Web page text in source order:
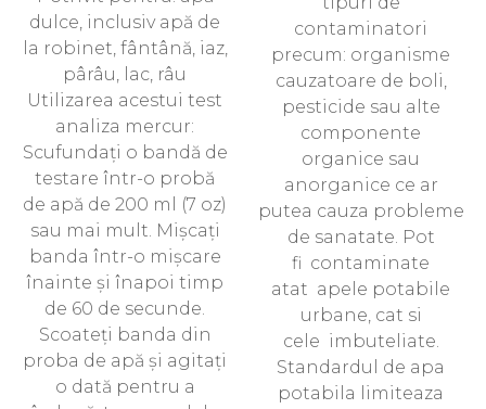
dulce, inclusiv apă de
la robinet, fântână, iaz,
pârâu, lac, râu
Utilizarea acestui test
analiza mercur:
Scufundați o bandă de
testare într-o probă
de apă de 200 ml (7 oz)
sau mai mult. Mișcați
banda într-o mișcare
înainte și înapoi timp
de 60 de secunde.
Scoateți banda din
proba de apă și agitați
o dată pentru a
contaminatori
precum: organisme
cauzatoare de boli,
pesticide sau alte
componente
organice sau
anorganice ce ar
putea cauza probleme
de sanatate. Pot
fi contaminate
atat apele potabile
urbane, cat si
cele imbuteliate.
Standardul de apa
potabila limiteaza